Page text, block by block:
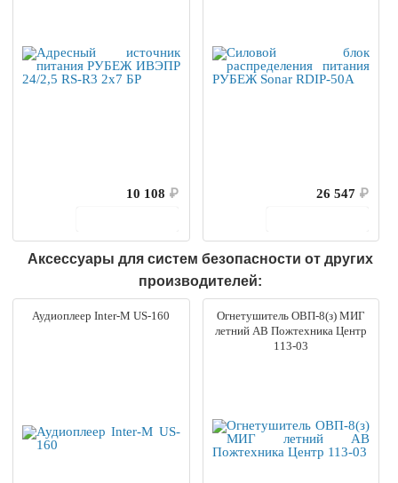
10 108 ₽
26 547 ₽
Аксессуары для систем безопасности от других
производителей:
Аудиоплеер Inter-M US-160
Огнетушитель ОВП-8(з) МИГ
летний AB Пожтехника Центр
113-03